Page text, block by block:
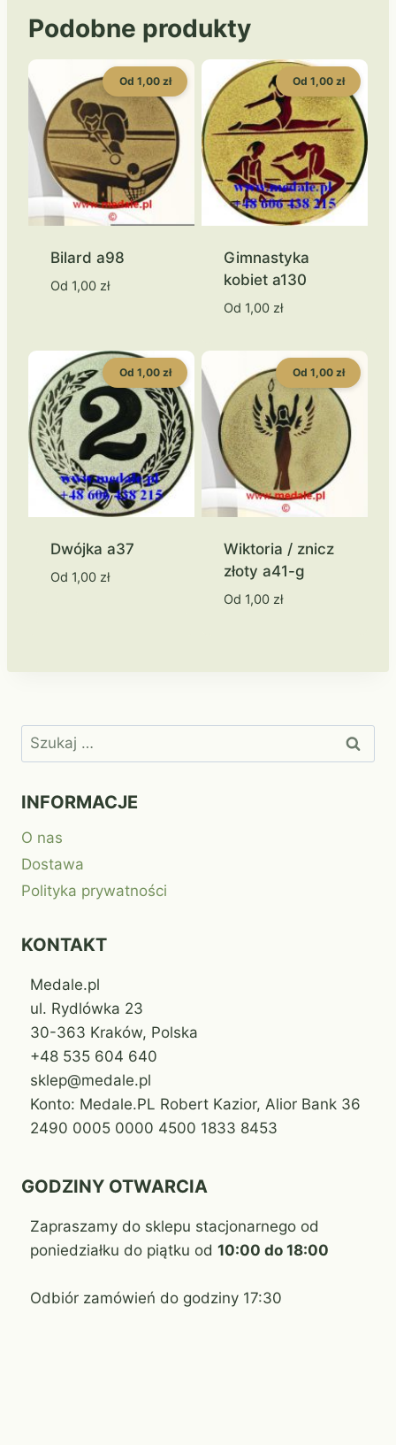
Podobne produkty
Od 1,00 zł
Bilard a98
Od 1,00 zł
Od 1,00 zł
Gimnastyka
kobiet a130
Od 1,00 zł
Od 1,00 zł
Dwójka a37
Od 1,00 zł
Od 1,00 zł
Wiktoria / znicz
złoty a41-g
Od 1,00 zł
Szukaj:
INFORMACJE
O nas
Dostawa
Polityka prywatności
KONTAKT
Medale.pl
ul. Rydlówka 23
30-363 Kraków, Polska
+48 535 604 640
sklep@medale.pl
Konto: Medale.PL Robert Kazior, Alior Bank 36
2490 0005 0000 4500 1833 8453
GODZINY OTWARCIA
Zapraszamy do sklepu stacjonarnego od
poniedziałku do piątku od 10:00 do 18:00
Odbiór zamówień do godziny 17:30